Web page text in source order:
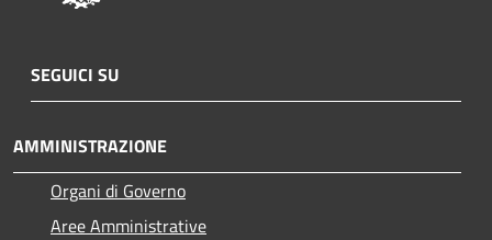
SEGUICI SU
AMMINISTRAZIONE
Organi di Governo
Aree Amministrative